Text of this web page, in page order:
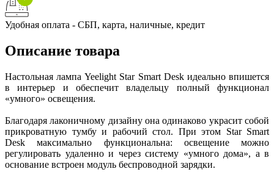
Удобная оплата - СБП, карта, наличные, кредит
Описание товара
Настольная лампа Yeelight Star Smart Desk идеально впишется
в интерьер и обеспечит владельцу полный функционал
«умного» освещения.
Благодаря лаконичному дизайну она одинаково украсит собой
прикроватную тумбу и рабочий стол. При этом Star Smart
Desk максимально функциональна: освещение можно
регулировать удаленно и через систему «умного дома», а в
основание встроен модуль беспроводной зарядки.